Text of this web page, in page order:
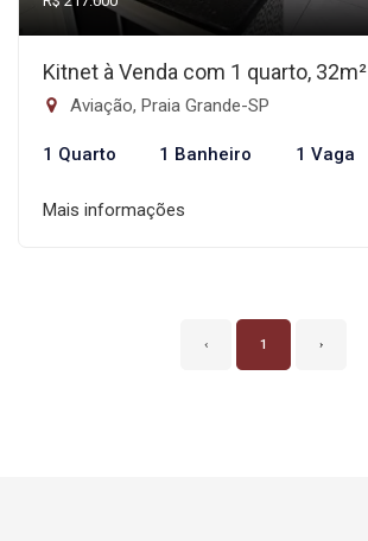
Kitnet à Venda com 1 quarto, 32m²
Aviação, Praia Grande-SP
1 Quarto 1 Banheiro 1 Vaga
Mais informações
‹ 1 ›